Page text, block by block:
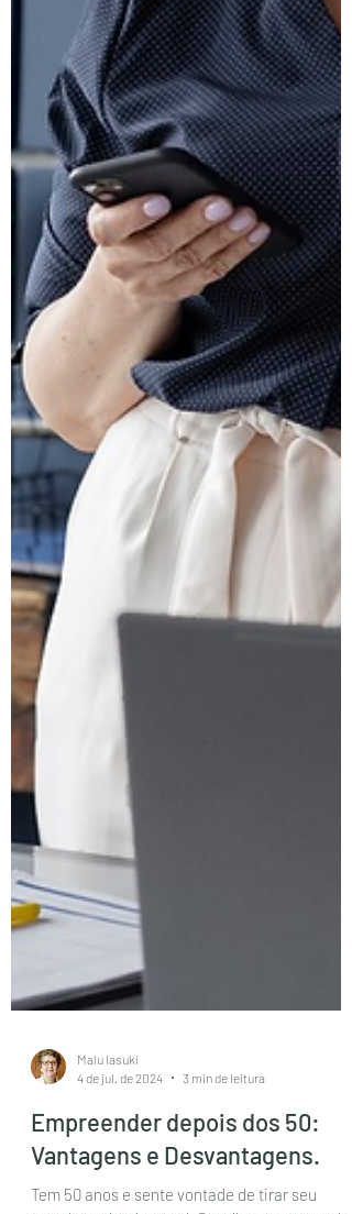
4 de jul. de 2024
3 min de leitura
Empreender depois dos 50:
Vantagens e Desvantagens.